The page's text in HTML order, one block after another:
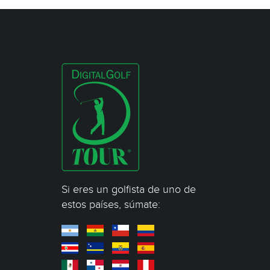
Si eres un golfista de uno de
estos países, súmate: